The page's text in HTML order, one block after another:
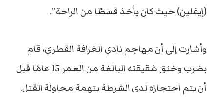
(إيفلين) حيث كان يأخذ قسطًا من الراحة”.
وأشارت إلى أن مهاجم نادي الغرافة القطري، قام
بضرب وخنق شقيقته البالغة من العمر 15 عامًا قبل
أن يتم احتجازه لدى الشرطة بتهمة محاولة القتل.